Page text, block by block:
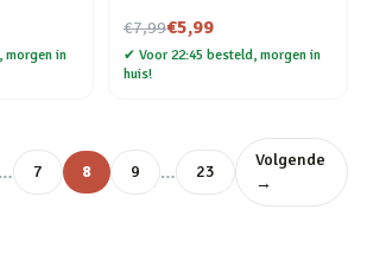
morgen in
€7,99
Nu voor€5,99
✔ Voor 22:45 besteld, morgen in
huis!
… 7 8 9 … 23
Volgende
→